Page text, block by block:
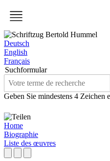
Deutsch
English
Français
Suchformular
Geben Sie mindestens 4 Zeichen
Home
Biographie
Liste des œuvres